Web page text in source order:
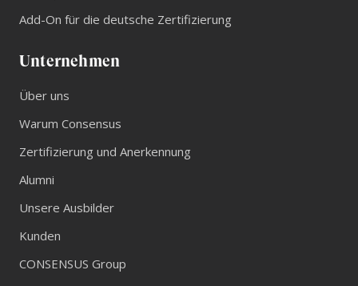
Add-On für die deutsche Zertifizierung
Unternehmen
Über uns
Warum Consensus
Zertifizierung und Anerkennung
Alumni
Unsere Ausbilder
Kunden
CONSENSUS Group